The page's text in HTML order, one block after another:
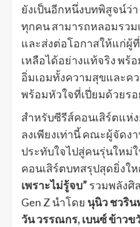
ยังเป็นอีกหนึ่งบทพิสูจน์ว่า
ทุกคน สามารถหลอมรวม
และส่งต่อโอกาสให้แก่ผู้
เหลือได้อย่างแท้จริง พร้
อิ่มเอมทั้งความสุขและค
พร้อมหัวใจที่เปี่ยมด้วยร
สำหรับซีรีส์คอนเสิร์ตแห่
ลงเพียงเท่านี้ คณะผู้จัดง
ประทับใจไปสู่คนรุ่นใหม่ใ
คอนเสิร์ตบทสรุปสุดยิ่งใ
เพราะไม่รู้จบ” รวมพลังศิ
Gen Z นำโดย นุนิว ชวริน
วัน วรรณกร, เบนซ์ ข้าวข